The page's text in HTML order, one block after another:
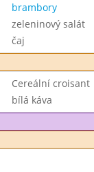
brambory
zeleninový salát
čaj
Cereální croisant
bílá káva